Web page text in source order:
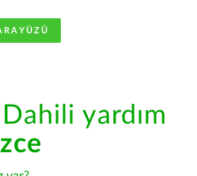
yardım